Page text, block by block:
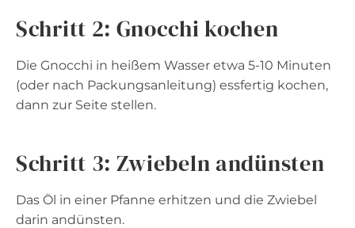
Schritt 2: Gnocchi kochen
Die Gnocchi in heißem Wasser etwa 5-10 Minuten
(oder nach Packungsanleitung) essfertig kochen,
dann zur Seite stellen.
Schritt 3: Zwiebeln andünsten
Das Öl in einer Pfanne erhitzen und die Zwiebel
darin andünsten.